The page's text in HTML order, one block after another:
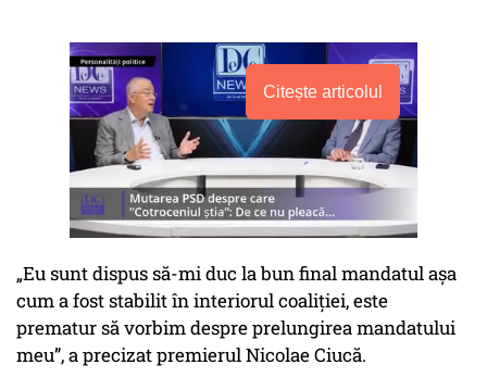
Citește articolul
„Eu sunt dispus să-mi duc la bun final mandatul așa
cum a fost stabilit în interiorul coaliției, este
prematur să vorbim despre prelungirea mandatului
meu”, a precizat premierul Nicolae Ciucă.